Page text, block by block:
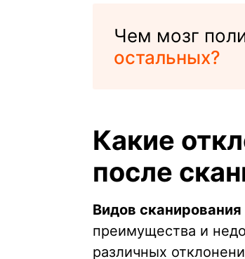
Чем мозг
остальных?
Какие
после
Видов
преимущества и
различных